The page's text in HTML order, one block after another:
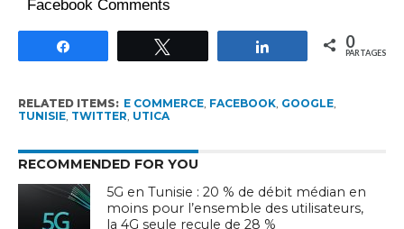
Facebook Comments
Partagez 0
PARTAGES
RELATED ITEMS: E COMMERCE, FACEBOOK, GOOGLE,
TUNISIE, TWITTER UTICA
RECOMMENDED FOR YOU
5G en Tunisie : 20 % de débit médian en
moins pour l’ensemble des utilisateurs,
la 4G seule recule de 28 %